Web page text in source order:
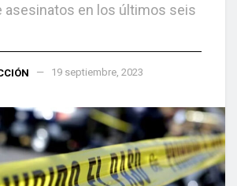
asesinatos en los últimos seis
19 septiembre, 2023